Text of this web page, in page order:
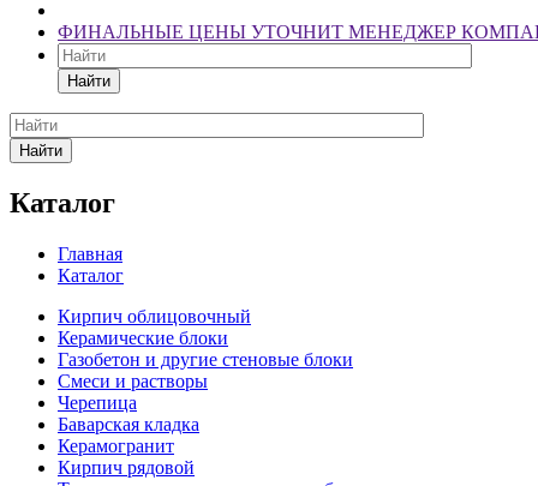
ФИНАЛЬНЫЕ ЦЕНЫ УТОЧНИТ МЕНЕДЖЕР
Найти
Найти
Каталог
Главная
Каталог
Кирпич облицовочный
Керамические блоки
Газобетон и другие стеновые блоки
Смеси и растворы
Черепица
Баварская кладка
Керамогранит
Кирпич рядовой